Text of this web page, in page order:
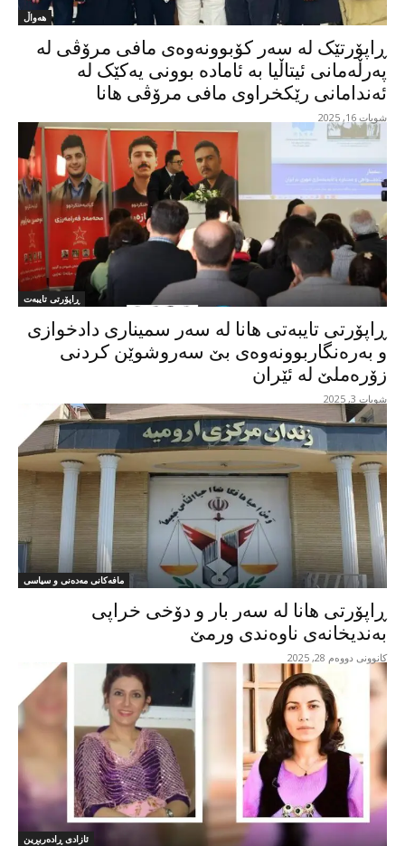
هەواڵ
ڕاپۆرتێک لە سەر کۆبوونەوەی مافی مرۆڤی لە
پەرڵەمانی ئیتاڵیا بە ئامادە بوونی یەکێک لە
ئەندامانی رێکخراوی مافی مرۆڤی هانا
شوبات 16, 2025
ڕاپۆرتی تایبەت
ڕاپۆرتی تایبەتی هانا لە سەر سمیناری دادخوازی
و بەرەنگاربوونەوەی بێ سەروشوێن کردنی
زۆرەملێ لە ئێران
شوبات 3, 2025
مافەکانی مەدەنی و سیاسی
ڕاپۆرتی هانا لە سەر بار و دۆخی خراپی
بەندیخانەی ناوەندی ورمێ
کانوونی دووەم 28, 2025
ئازادی ڕادەربڕین